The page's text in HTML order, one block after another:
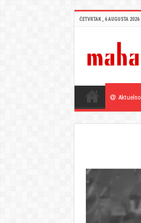
ČETVRTAK , 6 AUGUSTA 2026
Aktuelno